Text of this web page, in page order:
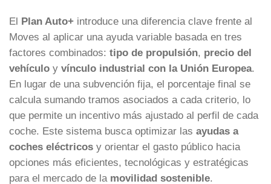
El Plan Auto+ introduce una diferencia clave frente al
Moves al aplicar una ayuda variable basada en tres
factores combinados: tipo de propulsión, precio del
vehículo y vínculo industrial con la Unión Europea.
En lugar de una subvención fija, el porcentaje final se
calcula sumando tramos asociados a cada criterio, lo
que permite un incentivo más ajustado al perfil de cada
coche. Este sistema busca optimizar las ayudas a
coches eléctricos y orientar el gasto público hacia
opciones más eficientes, tecnológicas y estratégicas
para el mercado de la movilidad sostenible.